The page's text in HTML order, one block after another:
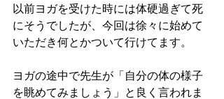
以前ヨガを受けた時には体硬過ぎて死
にそうでしたが、今回は徐々に始めて
いただき何とかついて行けてます。
ヨガの途中で先生が「自分の体の様子
を眺めてみましょう」と良く言われま